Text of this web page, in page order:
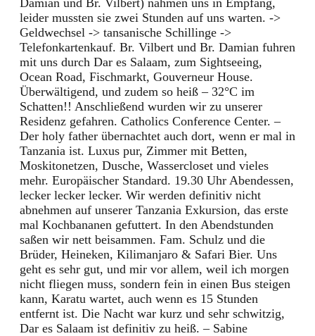
leider mussten sie zwei Stunden auf uns warten. ->
Geldwechsel -> tansanische Schillinge ->
Telefonkartenkauf. Br. Vilbert und Br. Damian fuhren
mit uns durch Dar es Salaam, zum Sightseeing,
Ocean Road, Fischmarkt, Gouverneur House.
Überwältigend, und zudem so heiß – 32°C im
Schatten!! Anschließend wurden wir zu unserer
Residenz gefahren. Catholics Conference Center. –
Der holy father übernachtet auch dort, wenn er mal in
Tanzania ist. Luxus pur, Zimmer mit Betten,
Moskitonetzen, Dusche, Wassercloset und vieles
mehr. Europäischer Standard. 19.30 Uhr Abendessen,
lecker lecker lecker. Wir werden definitiv nicht
abnehmen auf unserer Tanzania Exkursion, das erste
mal Kochbananen gefuttert. In den Abendstunden
saßen wir nett beisammen. Fam. Schulz und die
Brüder, Heineken, Kilimanjaro & Safari Bier. Uns
geht es sehr gut, und mir vor allem, weil ich morgen
nicht fliegen muss, sondern fein in einen Bus steigen
kann, Karatu wartet, auch wenn es 15 Stunden
entfernt ist. Die Nacht war kurz und sehr schwitzig,
Dar es Salaam ist definitiv zu heiß. – Sabine